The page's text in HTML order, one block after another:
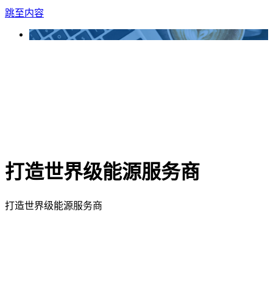
跳至内容
打造世界级能源服务商
打造世界级能源服务商